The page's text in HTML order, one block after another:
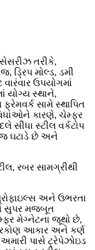
તરીકે,
ડ્રિપ મોલ્ડ, ડમી
ઉપયોગમાં
યોગ્ય સ્થાને,
ફ્રેમવર્ક સામે સ્થાપિત
કારણે, ચેમ્ફર
સ્ટીલ વર્કટોપ
જ ઘટાડે છે અને
રબર સામગ્રીથી
અને ઉભરતા
સુપર મજબૂત
મેગ્નેટના જૂથો છે,
આકાર અને કર્ણ
પાસે ટ્રેપેઝોઇડ